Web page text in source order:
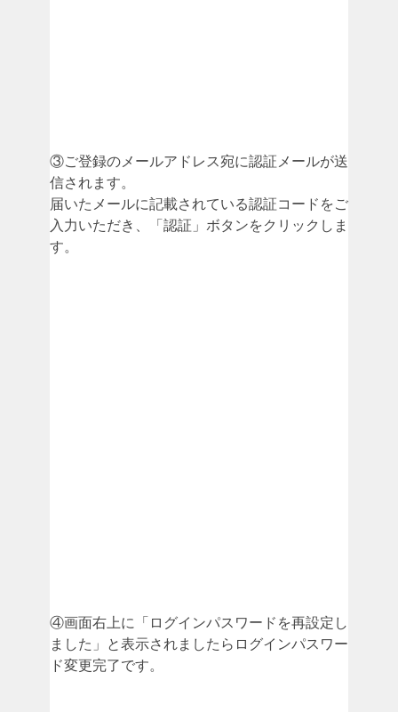
③ご登録のメールアドレス宛に認証メールが送
信されます。
届いたメールに記載されている認証コードをご
入力いただき、「認証」ボタンをクリックしま
す。
④画面右上に「ログインパスワードを再設定し
ました」と表示されましたらログインパスワー
ド変更完了です。